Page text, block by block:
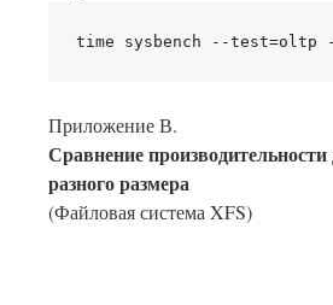
Приложение В.
Сравнение
разного размера
(Файловая система XFS)